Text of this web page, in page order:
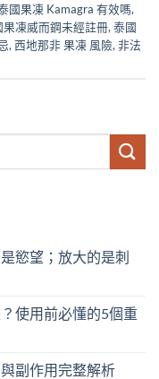
國果凍 Kamagra 有效嗎,
果凍威而鋼未經註冊, 泰國
, 西地那非 果凍 風險, 非法
慾望；放大的是刺
使用前必懂的5個重
副作用完整解析